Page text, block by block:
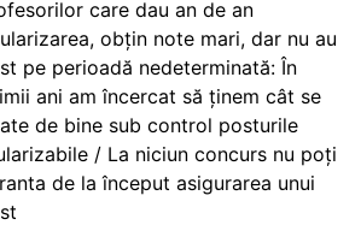
care dau an de an
obțin note mari, dar nu au
pe perioadă nedeterminată: În
ani am încercat să ținem cât se
de bine sub control posturile
/ La niciun concurs nu poți
de la început asigurarea unui